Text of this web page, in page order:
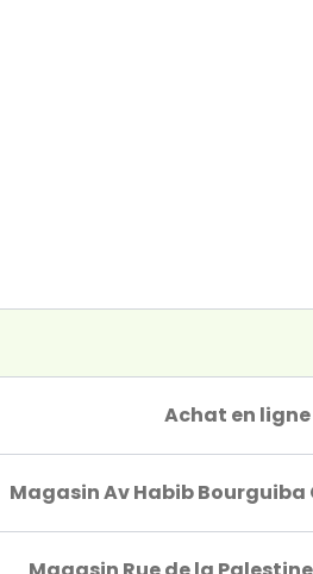
Achat en ligne
Magasin Av Habib Bourguiba